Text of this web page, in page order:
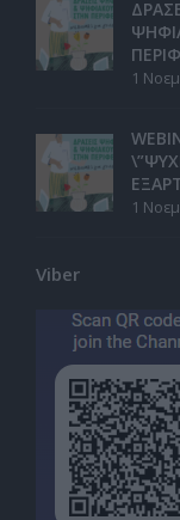
1
1
Viber